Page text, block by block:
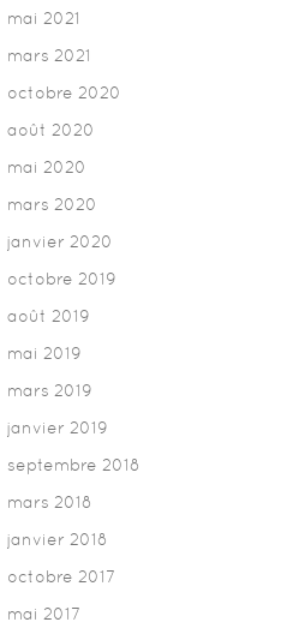
mai 2021
mars 2021
octobre 2020
août 2020
mai 2020
mars 2020
janvier 2020
octobre 2019
août 2019
mai 2019
mars 2019
janvier 2019
septembre 2018
mars 2018
janvier 2018
octobre 2017
mai 2017